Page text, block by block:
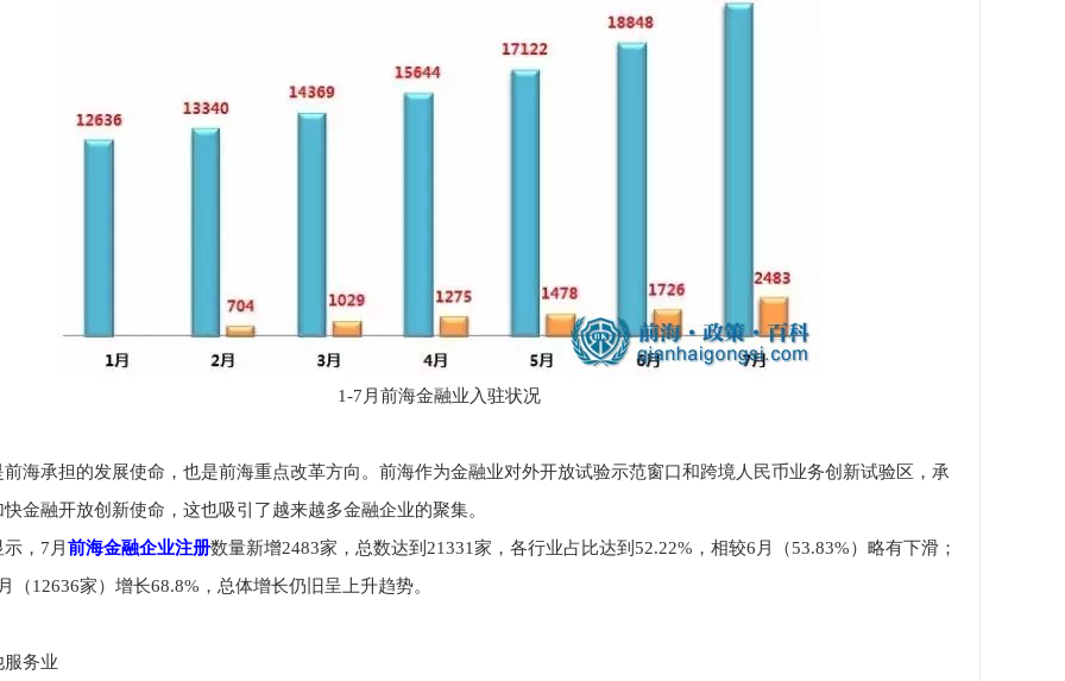
1-7月前海金融业入驻状况
海承担的发展使命，也是前海重点改革方向。前海作为金融业对外开放试验示范窗口和跨境人民币业务创新试验区，承
金融开放创新使命，这也吸引了越来越多金融企业的聚集。
，7月 前海金融企业注册数量新增2483家，总数达到21331家，各行业占比达到52.22%，相较6月（53.83%）略有下滑；
（12636家）增长68.8%，总体增长仍旧呈上升趋势。
服务业